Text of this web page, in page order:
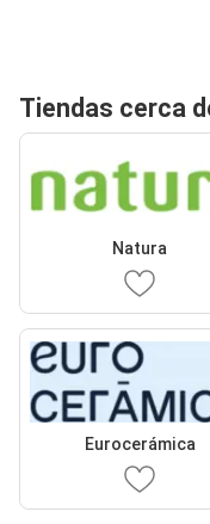
Tiendas cerca
Natura
Eurocerámica